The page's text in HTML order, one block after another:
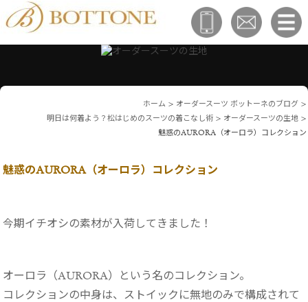
ホーム > オーダースーツ ボットーネのブログ >
明日は何着よう？松はじめのスーツの着こなし術 > オーダースーツの生地 >
魅惑のAURORA（オーロラ）コレクション
魅惑のAURORA（オーロラ）コレクション
今期イチオシの素材が入荷してきました！
オーロラ（AURORA）という名のコレクション。
コレクションの中身は、ストイックに無地のみで構成されて